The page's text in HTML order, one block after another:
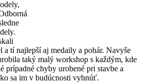
a tí najlepší aj medaily a pohár. Navyše
taký malý workshop s každým, kde
prípadné chyby urobené pri stavbe a
sa im v budúcnosti vyhnúť.